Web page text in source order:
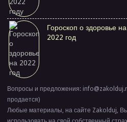
Гороскоп о здоровье на
2022 год
Вопросы и предложения:
продается)
Любые материалы, на сайте Zakolduj,